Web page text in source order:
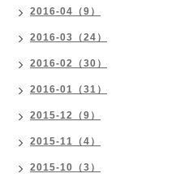
2016-04（9）
2016-03（24）
2016-02（30）
2016-01（31）
2015-12（9）
2015-11（4）
2015-10（3）